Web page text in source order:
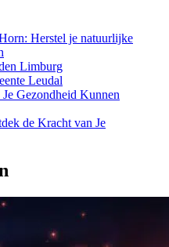
Herstel je natuurlijke
Limburg
Leudal
Gezondheid Kunnen
de Kracht van Je